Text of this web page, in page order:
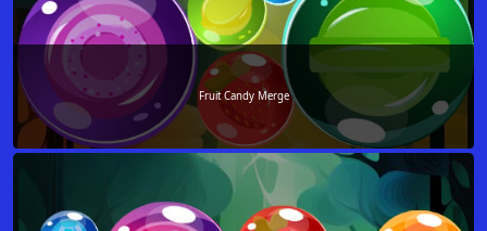
Fruit Candy Merge